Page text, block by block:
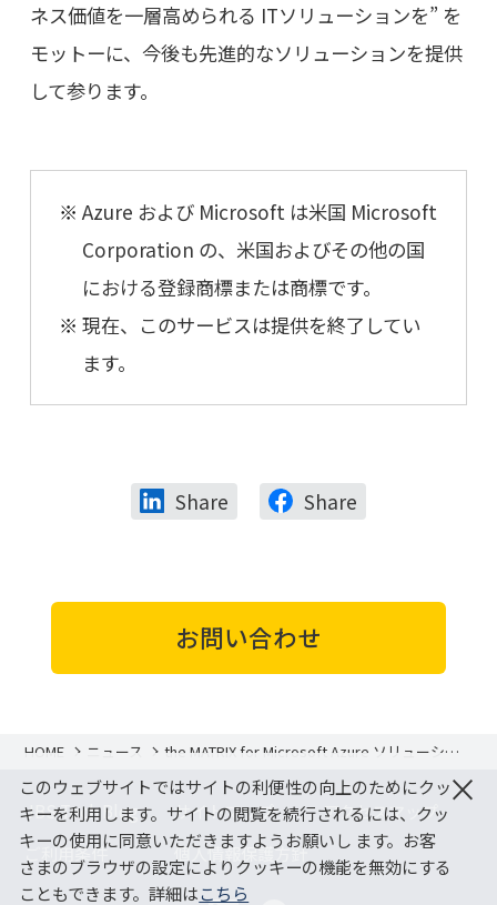
ネス価値を一層高められる ITソリューションを” を
モットーに、今後も先進的なソリューションを提供
して参ります。
Azure および Microsoft は米国 Microsoft
Corporation の、米国およびその他の国
における登録商標または商標です。
現在、このサービスは提供を終了してい
ます。
Share Share
お問い合わせ
HOME ニュース the MATRIX for Microsoft Azure ソリューショ
JBS Tech Blog サイトマップ
アクセスマップ
ご利用条件
個人情報保護方針
このウェブサイトではサイトの利便性の向上のためにクッ
キーを利用します。サイトの閲覧を続行されるには、クッ
キーの使用に同意いただきますようお願いし ます。お客
さまのブラウザの設定によりクッキーの機能を無効にする
こともできます。詳細はこちら
×